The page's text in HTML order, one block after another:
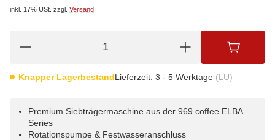
inkl. 17% USt. zzgl. Versand
Knapper LagerbestandLieferzeit: 3 - 5 Werktage (LU)
Premium Siebträgermaschine aus der 969.coffee ELBA
Series
Rotationspumpe & Festwasseranschluss